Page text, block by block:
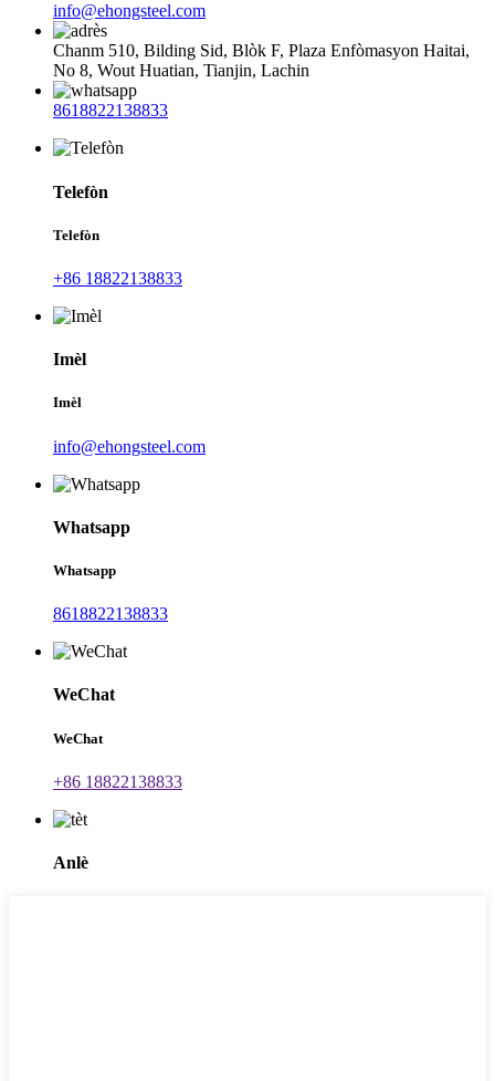
info@ehongsteel.com
Chanm 510, Bilding Sid, Blòk F, Plaza Enfòmasyon Haitai,
No 8, Wout Huatian, Tianjin, Lachin
8618822138833
Telefòn
Telefòn
+86 18822138833
Imèl
Imèl
info@ehongsteel.com
Whatsapp
Whatsapp
8618822138833
WeChat
WeChat
+86 18822138833
Anlè